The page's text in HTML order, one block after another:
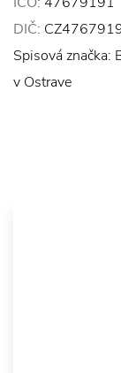
DIČ:
Spisová značka:
v Ostrave